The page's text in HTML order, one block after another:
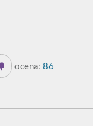
ocena: 86